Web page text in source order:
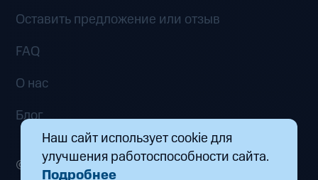
Оставить предложение или отзыв
FAQ
О нас
Блог
© 2026 ООО «Маркетплейс распределенных
Наш сайт использует cookie для
улучшения работоспособности сайта.
Подробнее